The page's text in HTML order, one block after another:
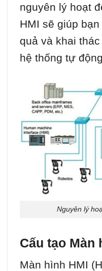
nguyên lý hoạt
HMI sẽ giúp
quả và khai
hệ thống tự
Nguyên lý
Cấu tạo Màn
Màn hình HMI